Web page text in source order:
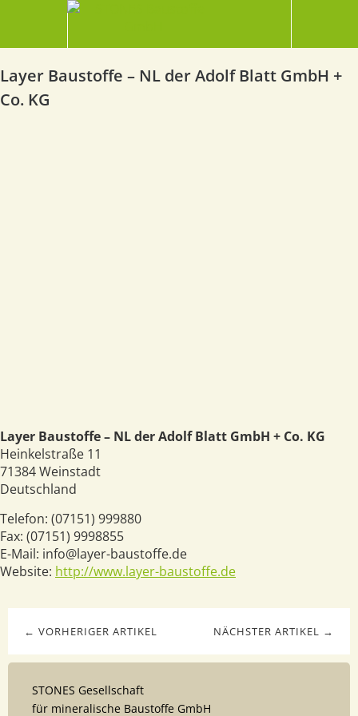
Layer Baustoffe – NL der Adolf Blatt GmbH +
Co. KG
Layer Baustoffe – NL der Adolf Blatt GmbH + Co. KG
Heinkelstraße 11
71384Weinstadt
Deutschland
Telefon: (07151) 999880
Fax: (07151) 9998855
E-Mail: info@layer-baustoffe.de
Website: http://www.layer-baustoffe.de
NÄCHSTER ARTIKEL →
← VORHERIGER ARTIKEL
STONES Gesellschaft
für mineralische Baustoffe GmbH